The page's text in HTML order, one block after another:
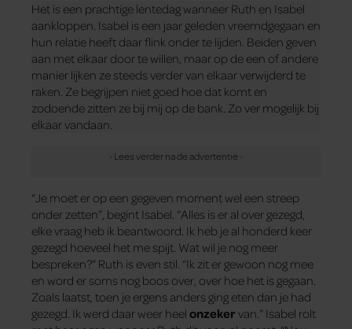
Het is een prachtige lentedag wanneer Ruth en Isabel
aankloppen. Isabel is een jaar geleden vreemdgegaan en
hun relatie heeft daar flink onder te lijden. Beiden geven
aan met elkaar door te willen, maar op de een of andere
manier lijken ze steeds verder van elkaar verwijderd te
raken. Ze begrijpen niet goed hoe dat komt en
zodoende zitten ze bij mij op de bank. Zo ver mogelijk bij
elkaar vandaan.
“Je moet er op een gegeven moment wel een streep
onder zetten”, begint Isabel. “Alles is er al over gezegd,
elke vraag heb ik beant­woord. Ik heb je al honderd keer
gezegd hoeveel het me spijt. Wat wil je nog meer
bespreken?” Ruth is even stil. “Ik zit er gewoon nog mee
en word er soms nog boos over, over hoe het is gegaan.
Zoals laatst, toen je ergens anders ging eten dan je had
gezegd. Ik werd daar weer heel onzeker van.” Isabel rolt